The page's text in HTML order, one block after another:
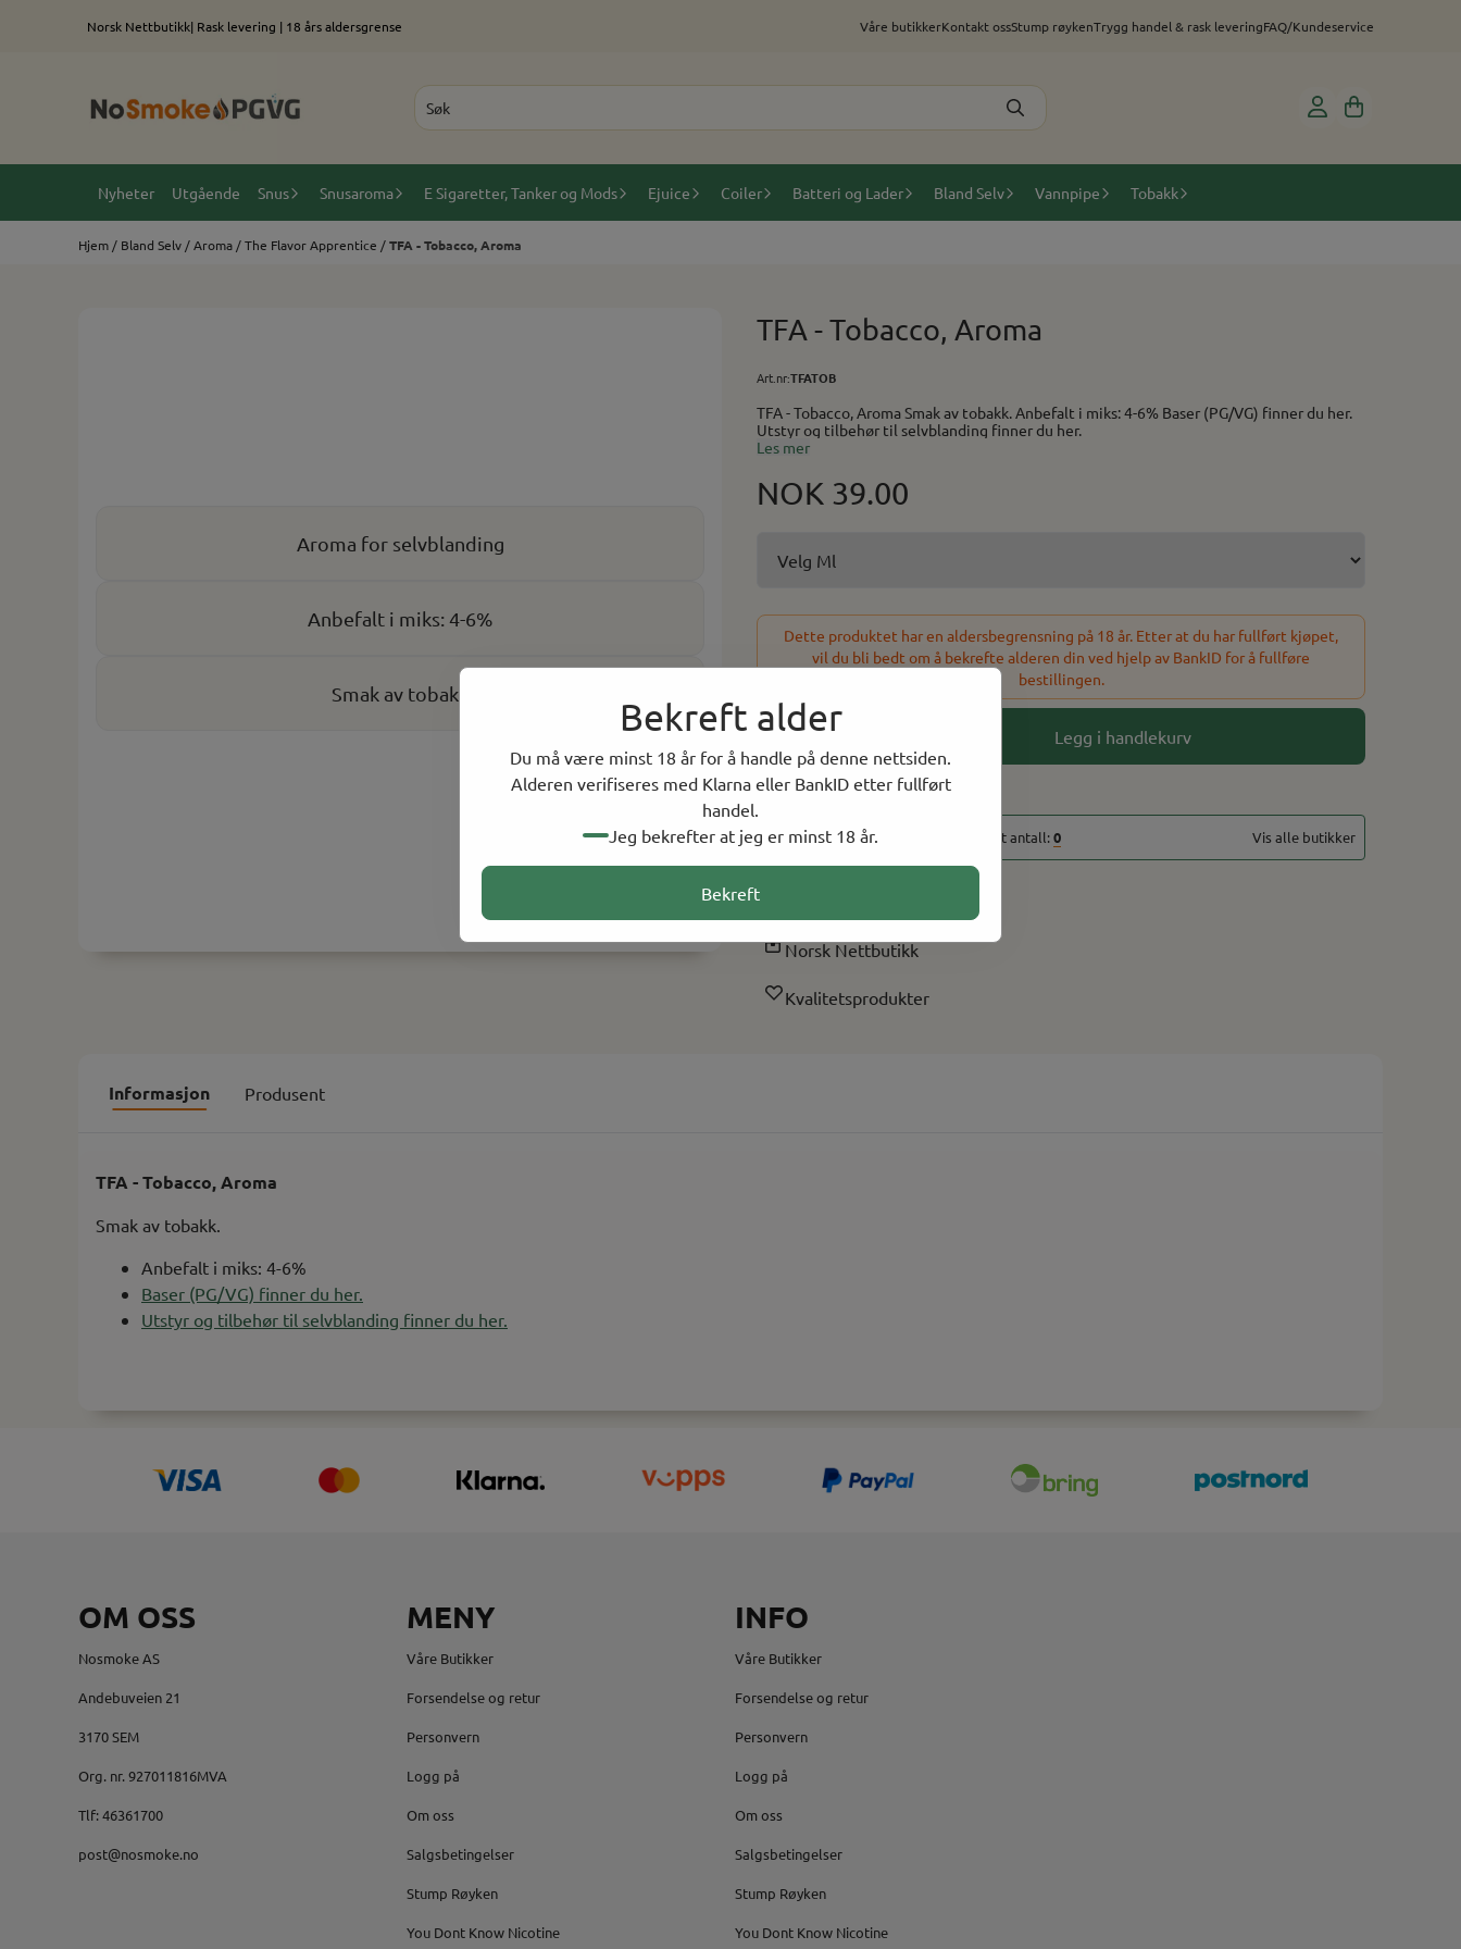
Bekreft alder
Du må være minst 18 år for å handle på denne nettsiden.
Alderen verifiseres med Klarna eller BankID etter fullført
handel.
Jeg bekrefter at jeg er minst 18 år.
Bekreft
Hopp til innholdNorsk Nettbutikk| Rask levering | 18 års aldersgrense Våre butikkerKontakt ossStump røykenTrygg handel & rask leveringFAQ/Kundeservice
Nyheter Utgående Snus Snusaroma E Sigaretter, Tanker og Mods Ejuice Coiler Batteri og Lader Bland Selv Vannpipe Tobakk
Hjem / Bland Selv /Aroma /The Flavor Apprentice /TFA - Tobacco, Aroma
Aroma for selvblanding
Anbefalt i miks: 4-6%
Smak av tobakk
TFA - Tobacco, Aroma
Art.nr:TFATOB
TFA - Tobacco, Aroma Smak av tobakk. Anbefalt i miks: 4-6% Baser (PG/VG) finner du her.
Utstyr og tilbehør til selvblanding finner du her.
Les mer
NOK 39.00
Dette produktet har en aldersbegrensning på 18 år. Etter at du har fullført kjøpet,
vil du bli bedt om å bekrefte alderen din ved hjelp av BankID for å fullføre
bestillingen.
- Legg i handlekurv
8 På lager
På lager i butikker, totalt antall:0 Vis alle butikker
Norsk Nettbutikk
Kvalitetsprodukter
Informasjon Produsent
TFA - Tobacco, Aroma
Smak av tobakk.
Anbefalt i miks: 4-6%
Baser (PG/VG) finner du her.
Utstyr og tilbehør til selvblanding finner du her.
OM OSS
Nosmoke AS
Andebuveien 21
3170 SEM
Org. nr. 927011816MVA
Tlf:46361700
post@nosmoke.no
MENY
Våre Butikker
Forsendelse og retur
Personvern
Logg på
Om oss
Salgsbetingelser
Stump Røyken
You Dont Know Nicotine
INFO
Våre Butikker
Forsendelse og retur
Personvern
Logg på
Om oss
Salgsbetingelser
Stump Røyken
You Dont Know Nicotine